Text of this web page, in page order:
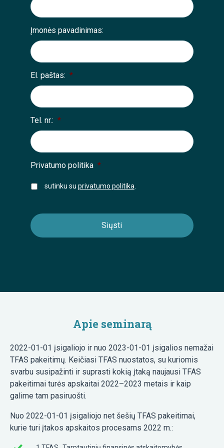
Įmonės pavadinimas:
El. paštas: *
Tel. nr.: *
Privatumo politika *
sutinku su privatumo politika
Apie seminarą
2022-01-01 įsigaliojo ir nuo 2023-01-01 įsigalios nemažai
TFAS pakeitimų. Keičiasi TFAS nuostatos, su kuriomis
svarbu susipažinti ir suprasti kokią įtaką naujausi TFAS
pakeitimai turės apskaitai 2022–2023 metais ir kaip
galime tam pasiruošti.
Nuo 2022-01-01 įsigaliojo net šešių TFAS pakeitimai,
kurie turi įtakos apskaitos procesams 2022 m.: